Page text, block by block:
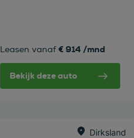
Leasen vanaf € 914 /mnd
Bekijk deze auto
Dirksland